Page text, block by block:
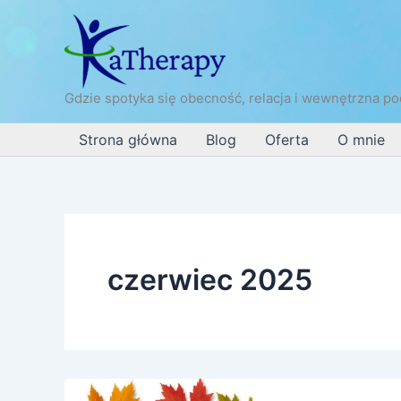
Gdzie spotyka się obecność, relacja i wewnętrzna
Strona główna Blog Oferta O mnie
czerwiec 2025